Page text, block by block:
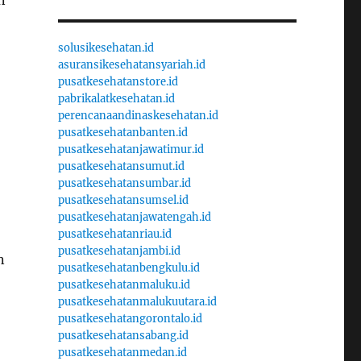
solusikesehatan.id
asuransikesehatansyariah.id
pusatkesehatanstore.id
pabrikalatkesehatan.id
perencanaandinaskesehatan.id
pusatkesehatanbanten.id
pusatkesehatanjawatimur.id
pusatkesehatansumut.id
pusatkesehatansumbar.id
pusatkesehatansumsel.id
pusatkesehatanjawatengah.id
pusatkesehatanriau.id
pusatkesehatanjambi.id
pusatkesehatanbengkulu.id
pusatkesehatanmaluku.id
pusatkesehatanmalukuutara.id
pusatkesehatangorontalo.id
pusatkesehatansabang.id
pusatkesehatanmedan.id